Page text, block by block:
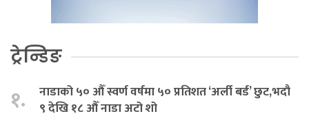
ट्रेन्डिङ
१.
नाडाको ५० औँ स्वर्ण वर्षमा ५० प्रतिशत ‘अर्ली बर्ड’ छुट,भदौ
९ देखि १८ औँ नाडा अटो शो